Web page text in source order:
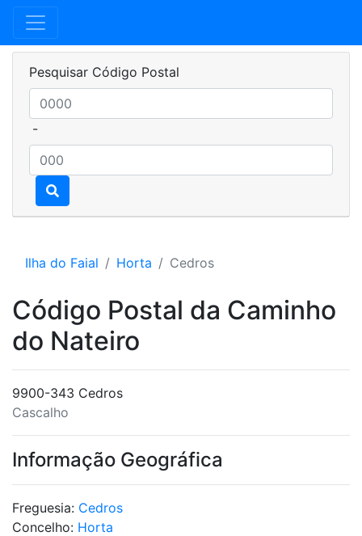
Pesquisar Código Postal
-
Ilha do Faial Horta Cedros
Código Postal da Caminho
do Nateiro
9900-343 Cedros
Cascalho
Informação Geográfica
Freguesia: Cedros
Concelho: Horta